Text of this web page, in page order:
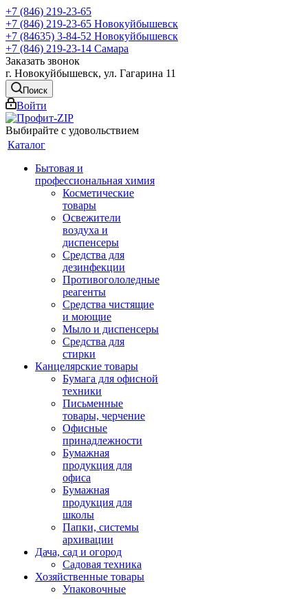
+7 (846) 219-23-65
+7 (846) 219-23-65 Новокуйбышевск
+7 (84635) 3-84-52 Новокуйбышевск
+7 (846) 219-23-14 Самара
Заказать звонок
г. Новокуйбышевск, ул. Гагарина 11
Поиск
Войти
Выбирайте с удовольствием
Каталог
Бытовая и
профессиональная химия
Косметические
товары
Освежители
воздуха и
диспенсеры
Средства для
дезинфекции
Противогололедные
реагенты
Средства чистящие
и моющие
Мыло и диспенсеры
Средства для
стирки
Канцелярские товары
Бумага для офисной
техники
Письменные
товары, черчение
Офисные
принадлежности
Бумажная
продукция для
офиса
Бумажная
продукция для
школы
Папки, системы
архивации
Дача, сад и огород
Садовая техника
Хозяйственные товары
Упаковочные